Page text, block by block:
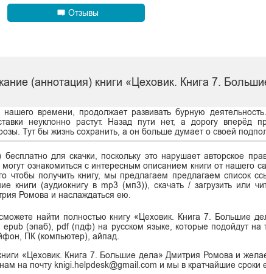
Отзывы
(аннотация) книги «Цеховик. Книга 7.
времени, продолжает развивать бурную
неуклонно растут. Назад пути нет, а дорогу вперёд
Тут бы жизнь сохранить, а он больше думает о своей
для скачки, поскольку это нарушает авторское
ознакомиться с интересным описанием книги от нашего
чтобы получить книгу, мы предлагаем предлагаем список
книги (аудиокнигу в mp3 (мп3)), скачать / загрузить или
Ромова и наслаждаться ею.
найти полностью книгу «Цеховик. Книга 7. Большие
(эпаб), pdf (пдф) на русском языке, которые подойдут на
ПК (компьютер), айпад.
«Цеховик. Книга 7. Большие дела» Дмитрия Ромова и
на почту knigi.helpdesk@gmail.com и мы в кратчайшие сроки